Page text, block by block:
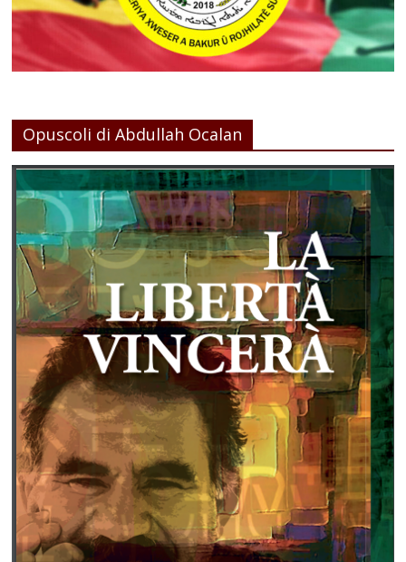
Opuscoli di Abdullah Ocalan